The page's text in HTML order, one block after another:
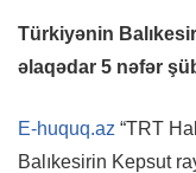
Türkiyənin
əlaqədar 5 nəfər
E-huquq.az “TRT
Balıkesirin Kepsut